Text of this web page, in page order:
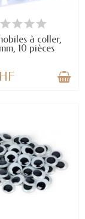
EN STOCK
à coller,
10 pièces